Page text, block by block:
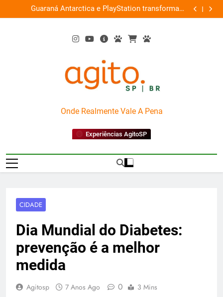
to
Guaraná Antarctica e PlayStation transformam
shopping em arena gamer gratuita
Busch
AgitoSP
Onde Realmente Vale A Pena
Experiências AgitoSP
CIDADE
Dia Mundial do Diabetes:
prevenção é a melhor
medida
Agitosp 7 Anos Ago 0 3 Mins